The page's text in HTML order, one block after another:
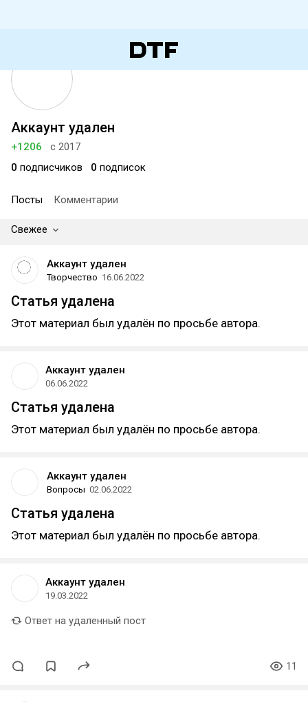
Аккаунт удален
+1206
с 2017
0 подписчиков 0 подписок
Посты Комментарии
Свежее
Аккаунт удален
Творчество 16.06.2022
Статья удалена
Этот материал был удалён по просьбе автора.
Аккаунт удален
06.06.2022
Статья удалена
Этот материал был удалён по просьбе автора.
Аккаунт удален
Вопросы 02.06.2022
Статья удалена
Этот материал был удалён по просьбе автора.
Аккаунт удален
19.03.2022
Ответ на удаленный пост
11